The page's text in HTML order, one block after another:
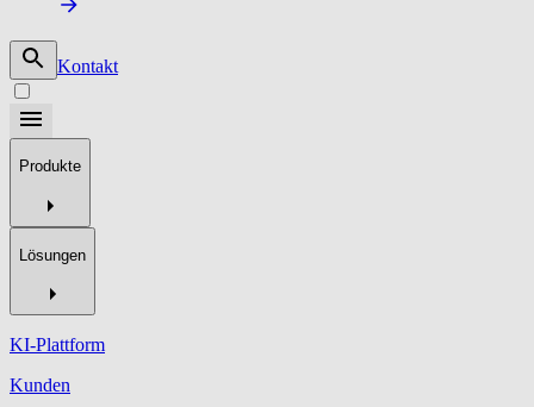
Kontakt
Produkte
Lösungen
KI-Plattform
Kunden